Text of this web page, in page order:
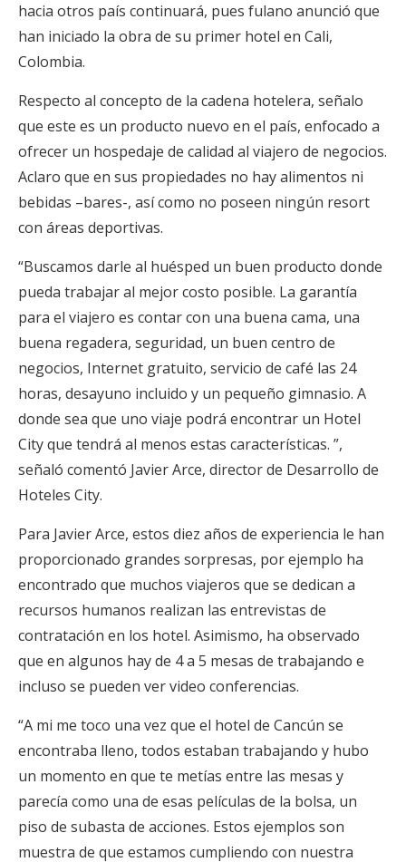
hacia otros país continuará, pues fulano anunció que
han iniciado la obra de su primer hotel en Cali,
Colombia.
Respecto al concepto de la cadena hotelera, señalo
que este es un producto nuevo en el país, enfocado a
ofrecer un hospedaje de calidad al viajero de negocios.
Aclaro que en sus propiedades no hay alimentos ni
bebidas –bares-, así como no poseen ningún resort
con áreas deportivas.
“Buscamos darle al huésped un buen producto donde
pueda trabajar al mejor costo posible. La garantía
para el viajero es contar con una buena cama, una
buena regadera, seguridad, un buen centro de
negocios, Internet gratuito, servicio de café las 24
horas, desayuno incluido y un pequeño gimnasio. A
donde sea que uno viaje podrá encontrar un Hotel
City que tendrá al menos estas características. ”,
señaló comentó Javier Arce, director de Desarrollo de
Hoteles City.
Para Javier Arce, estos diez años de experiencia le han
proporcionado grandes sorpresas, por ejemplo ha
encontrado que muchos viajeros que se dedican a
recursos humanos realizan las entrevistas de
contratación en los hotel. Asimismo, ha observado
que en algunos hay de 4 a 5 mesas de trabajando e
incluso se pueden ver video conferencias.
“A mi me toco una vez que el hotel de Cancún se
encontraba lleno, todos estaban trabajando y hubo
un momento en que te metías entre las mesas y
parecía como una de esas películas de la bolsa, un
piso de subasta de acciones. Estos ejemplos son
muestra de que estamos cumpliendo con nuestra